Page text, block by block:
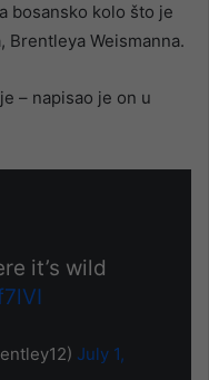
bosansko kolo što je
Brentleya Weismanna.
– napisao je on u
it’s wild
July 1,